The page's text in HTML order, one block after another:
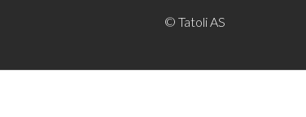
© Tatoli AS